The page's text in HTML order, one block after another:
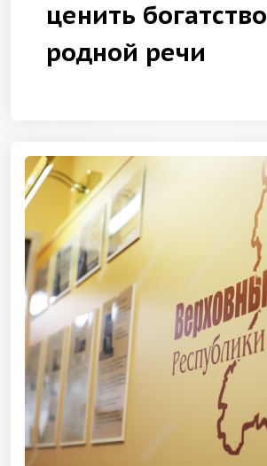
ценить богатство
родной речи